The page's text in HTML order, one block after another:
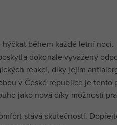
během každé letní noci.
dokonale vyvážený
reakcí, díky jejím
v České republice je
jako nová díky možnosti
stává skutečností.